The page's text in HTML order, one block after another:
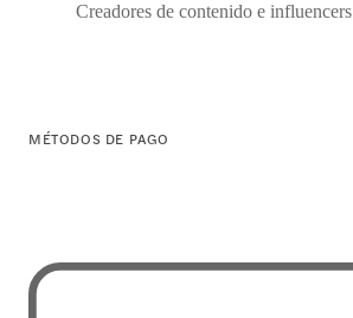
Creadores de contenido e influencers
MÉTODOS DE PAGO